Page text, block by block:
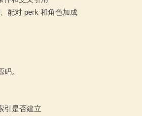
配对 perk 和角色加成
。
引是否建立